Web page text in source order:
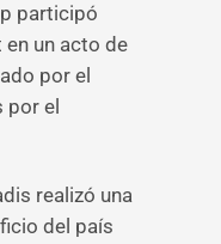
participó
un acto de
por el
el
realizó una
del país